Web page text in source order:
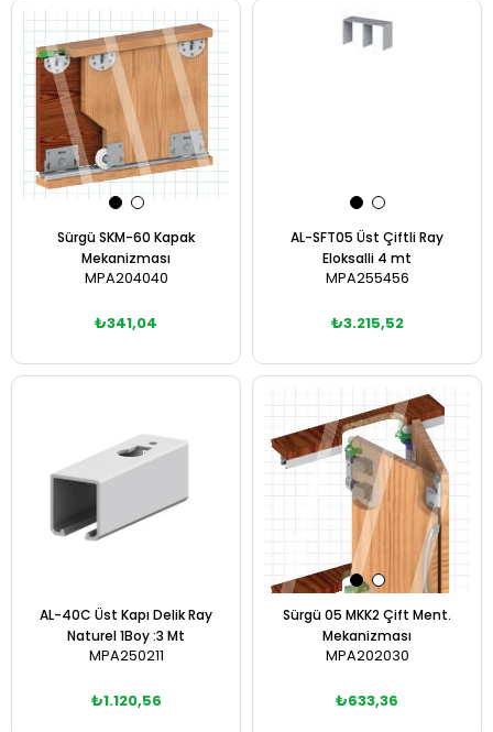
Sepete Ekle Sepete Ekle
Sürgü SKM-60 Kapak
Mekanizması
MPA204040
₺341,04
AL-SFT05 Üst Çiftli Ray
Eloksalli 4 mt
MPA255456
₺3.215,52
Sepete Ekle
AL-40C Üst Kapı Delik Ray
Naturel 1Boy :3 Mt
MPA250211
₺1.120,56
Sürgü 05 MKK2 Çift Ment.
Mekanizması
MPA202030
₺633,36